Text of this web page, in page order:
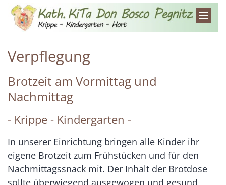
Zum Inhalt springen
Verpflegung
Brotzeit am Vormittag und
Nachmittag
- Krippe - Kindergarten -
In unserer Einrichtung bringen alle Kinder ihr
eigene Brotzeit zum Frühstücken und für den
Nachmittagssnack mit. Der Inhalt der Brotdose
sollte überwiegend ausgewogen und gesund